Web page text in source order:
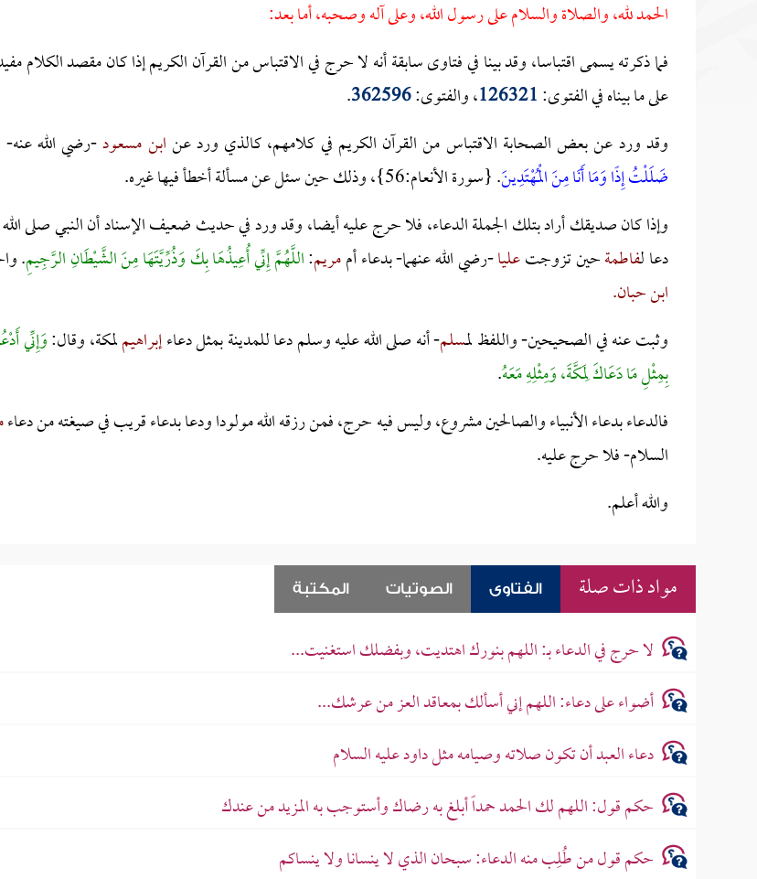
الحمد لله، والصلاة والسلام على رسول الله، وعلى آله وصحبه، أما بعد:
فما ذكرته يسمى اقتباسا، وقد بينا في فتاوى سابقة أنه لا حرج في الاقتباس من القرآن الكريم إذا كان مقصد الكلام
على ما بيناه في الفتوى:126321، والفتوى:362596
.
وقد ورد عن بعض الصحابة الاقتباس من القرآن الكريم في كلامهم، كالذي ورد عنابن مسعود-رضي الله عنه-
ضَلَلْتُ إِذًا وَمَا أَنَا مِنَ الْمُهْتَدِينَ. {سورة الأنعام:56}، وذلك حين سئل عن مسألة أخطأ فيها غيره.
وإذا كان صديقك أراد بتلك الجملة الدعاء، فلا حرج عليه أيضا، وقد ورد في حديث ضعيف الإسناد أن النبي صلى
دعا لفاطمةحين تزوجتعليا-رضي الله عنهما- بدعاء أممريم:اللَّهُمَّ إِنِّي أُعِيذُهَا بِكَ وَذُرِّيَّتَهَا مِنَ الشَّيْطَانِ الرَّجِيمِ.
ابن حبان.
وثبت عنه في الصحيحين- واللفظ لمسلم- أنه صلى الله عليه وسلم دعا للمدينة بمثل دعاءإبراهيملمكة، وقال:وَإِنِّي
بِمِثْلِ مَا دَعَاكَ لِمَكَّةَ، وَمِثْلِهِ مَعَهُ.
فالدعاء بدعاء الأنبياء والصالحين مشروع، وليس فيه حرج، فمن رزقه الله مولودا ودعا بدعاء قريب في صيغته من دعاء
السلام- فلا حرج عليه.
والله أعلم.
مواد ذات صلة الفتاوى الصوتيات المكتبة
لا حرج في الدعاء بـ: اللهم بنورك اهتديت، وبفضلك استغنيت...
أضواء على دعاء: اللهم إني أسألك بمعاقد العز من عرشك...
دعاء العبد أن تكون صلاته وصيامه مثل داود عليه السلام
حكم قول: اللهم لك الحمد حمداً أبلغ به رضاك وأستوجب به المزيد من عندك
حكم قول من طُلِب منه الدعاء: سبحان الذي لا ينسانا ولا ينساكم